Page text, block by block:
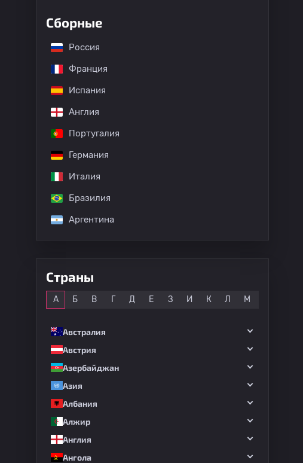
Сборные
Россия
Франция
Испания
Англия
Португалия
Германия
Италия
Бразилия
Аргентина
Страны
А Б В Г Д Е З И К Л М
Австралия
Австрия
Азербайджан
Азия
Албания
Алжир
Англия
Ангола